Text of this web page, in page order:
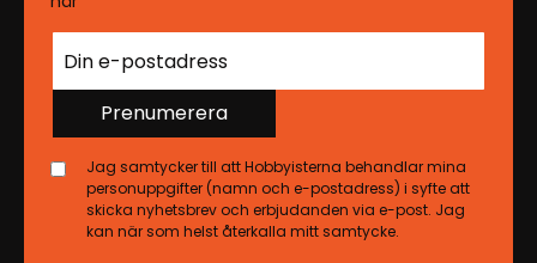
Prenumerera
Jag samtycker till att Hobbyisterna behandlar mina
personuppgifter (namn och e-postadress) i syfte att
skicka nyhetsbrev och erbjudanden via e-post. Jag
kan när som helst återkalla mitt samtycke.